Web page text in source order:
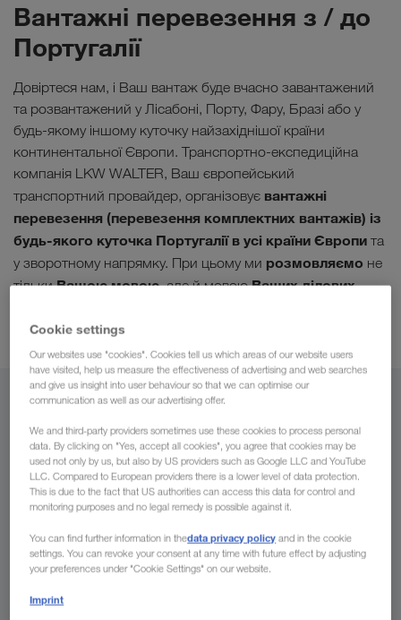
Вантажні перевезення з / до
Португалії
Довіртеся нам, і Ваш вантаж буде вчасно завантажений
та розвантажений у Лісабоні, Порту, Фару, Бразі або у
будь-якому іншому куточку найзахіднішої країни
континентальної Європи. Транспортно-експедиційна
компанія LKW WALTER, Ваш європейський
транспортний провайдер, організовує вантажні
перевезення (перевезення комплектних вантажів) із
будь-якого куточка Португалії в усі країни Європи та
у зворотному напрямку. При цьому ми розмовляємо не
тількиВашою мовою,але й мовоюВаших ділових
комбіновані перевезення
Україна
До
Країна
Cookie settings
Our websites use "cookies". Cookies tell us which areas of our website users
have visited, help us measure the effectiveness of advertising and web searches
and give us insight into user behaviour so that we can optimise our
communication as well as our advertising offer.
We and third-party providers sometimes use these cookies to process personal
data. By clicking on "Yes, accept all cookies", you agree that cookies may be
used not only by us, but also by US providers such as Google LLC and YouTube
LLC. Compared to European providers there is a lower level of data protection.
This is due to the fact that US authorities can access this data for control and
monitoring purposes and no legal remedy is possible against it.
You can find further information in thedata privacy policy and in the cookie
settings. You can revoke your consent at any time with future effect by adjusting
your preferences under "Cookie Settings" on our website.
Imprint